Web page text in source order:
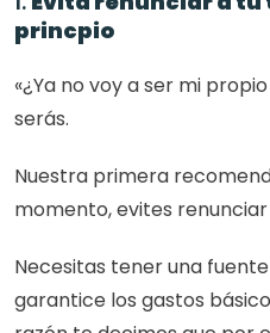
princpio
«¿Ya no voy a ser mi
serás.
Nuestra primera
momento, evites
Necesitas tener una
garantice los gastos